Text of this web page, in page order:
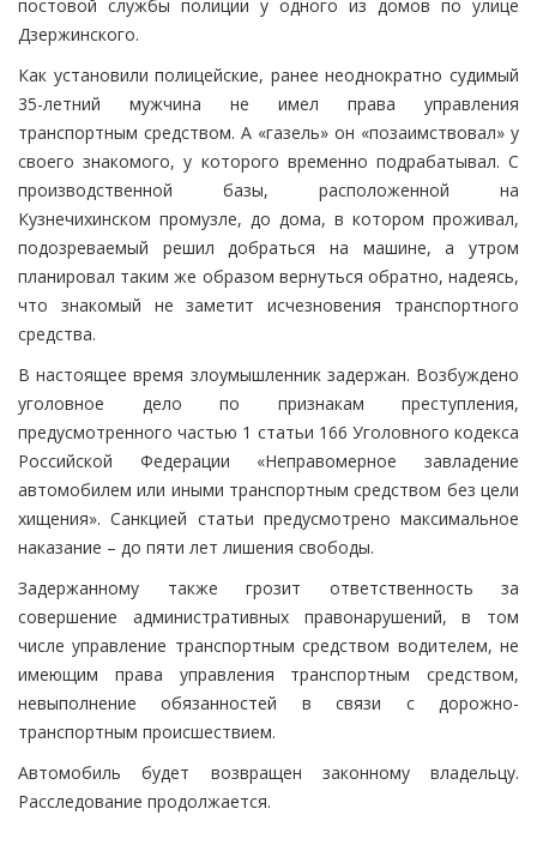
постовой службы полиции у одного из домов по улице
Дзержинского.
Как установили полицейские, ранее неоднократно судимый
35-летний мужчина не имел права управления
транспортным средством. А «газель» он «позаимствовал» у
своего знакомого, у которого временно подрабатывал. С
производственной базы, расположенной на
Кузнечихинском промузле, до дома, в котором проживал,
подозреваемый решил добраться на машине, а утром
планировал таким же образом вернуться обратно, надеясь,
что знакомый не заметит исчезновения транспортного
средства.
В настоящее время злоумышленник задержан. Возбуждено
уголовное дело по признакам преступления,
предусмотренного частью 1 статьи 166 Уголовного кодекса
Российской Федерации «Неправомерное завладение
автомобилем или иными транспортным средством без цели
хищения». Санкцией статьи предусмотрено максимальное
наказание – до пяти лет лишения свободы.
Задержанному также грозит ответственность за
совершение административных правонарушений, в том
числе управление транспортным средством водителем, не
имеющим права управления транспортным средством,
невыполнение обязанностей в связи с дорожно-
транспортным происшествием.
Автомобиль будет возвращен законному владельцу.
Расследование продолжается.